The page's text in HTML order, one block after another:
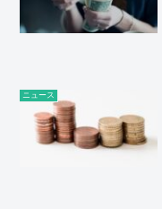
ニュース